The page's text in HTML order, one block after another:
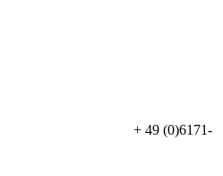
+ 49 (0)6171-